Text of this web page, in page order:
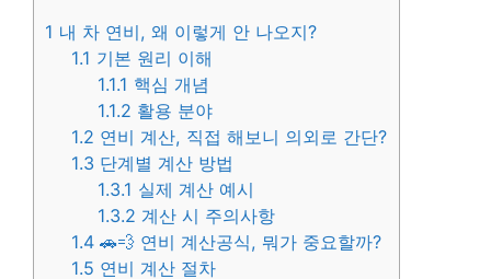
1 내 차 연비, 왜 이렇게 안 나오지?
1.1 기본 원리 이해
1.1.1 핵심 개념
1.1.2 활용 분야
1.2 연비 계산, 직접 해보니 의외로 간단?
1.3 단계별 계산 방법
1.3.1 실제 계산 예시
1.3.2 계산 시 주의사항
1.4 🚗💨 연비 계산공식, 뭐가 중요할까?
1.5 연비 계산 절차